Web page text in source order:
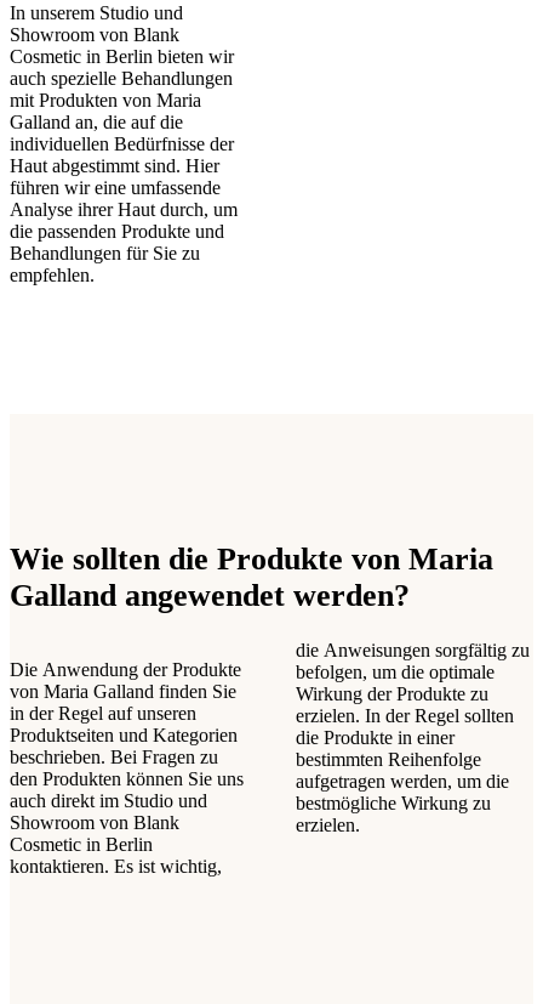
In unserem Studio und
Showroom von Blank
Cosmetic in Berlin bieten wir
auch spezielle Behandlungen
mit Produkten von Maria
Galland an, die auf die
individuellen Bedürfnisse der
Haut abgestimmt sind. Hier
führen wir eine umfassende
Analyse ihrer Haut durch, um
die passenden Produkte und
Behandlungen für Sie zu
empfehlen.
Wie sollten die Produkte von Maria
Galland angewendet werden?
Die Anwendung der Produkte
von Maria Galland finden Sie
in der Regel auf unseren
Produktseiten und Kategorien
beschrieben. Bei Fragen zu
den Produkten können Sie uns
auch direkt im Studio und
Showroom von Blank
Cosmetic in Berlin
kontaktieren. Es ist wichtig,
die Anweisungen sorgfältig zu
befolgen, um die optimale
Wirkung der Produkte zu
erzielen. In der Regel sollten
die Produkte in einer
bestimmten Reihenfolge
aufgetragen werden, um die
bestmögliche Wirkung zu
erzielen.